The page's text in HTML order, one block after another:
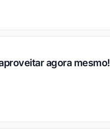
agora mesmo!